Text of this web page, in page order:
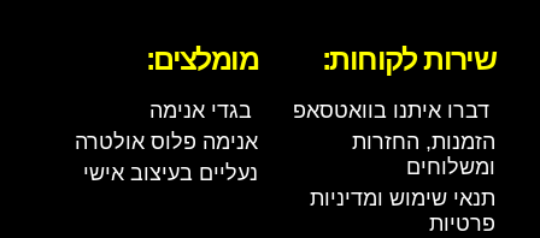
שירות לקוחות:
דברו איתנו בוואטסאפ
הזמנות, החזרות
ומשלוחים
תנאי שימוש ומדיניות
פרטיות
מומלצים:
בגדי אנימה
אנימה פלוס אולטרה
נעליים בעיצוב אישי